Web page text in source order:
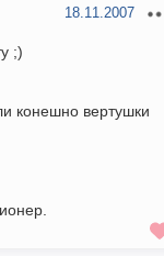
18.11.2007
;)
конешно вертушки